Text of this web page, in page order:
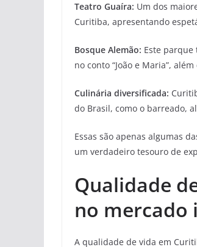
Teatro Guaíra: Um dos
Curitiba, apresentando
Bosque Alemão: Este
no conto “João e Maria”,
Culinária diversificada:
do Brasil, como o barreado,
Essas são apenas algumas
um verdadeiro tesouro de
Qualidade
no
A qualidade de vida em